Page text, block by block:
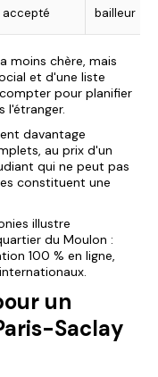
accepté
bailleur
moins chère, mais
et d'une liste
pour planifier
l'étranger.
davantage
au prix d'un
qui ne peut pas
constituent une
illustre
du Moulon :
100 % en ligne,
un
Saclay